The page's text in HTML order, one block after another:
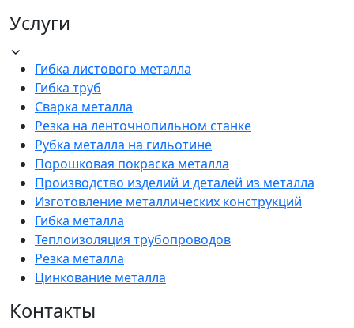
Услуги
Гибка листового металла
Гибка труб
Сварка металла
Резка на ленточнопильном станке
Рубка металла на гильотине
Порошковая покраска металла
Производство изделий и деталей из металла
Изготовление металлических конструкций
Гибка металла
Теплоизоляция трубопроводов
Резка металла
Цинкование металла
Контакты